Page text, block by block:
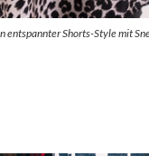
entspannter Shorts-Style mit